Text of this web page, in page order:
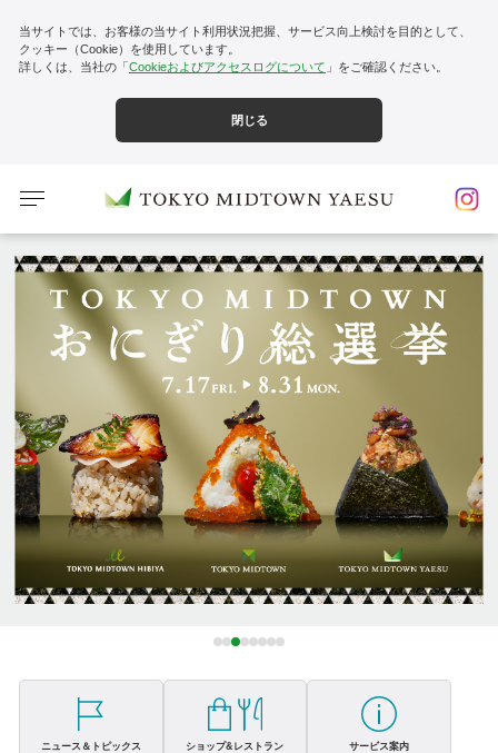
当サイトでは、お客様の当サイト利用状況把握、サービス向上検討を目的として、
クッキー（Cookie）を使用しています。
詳しくは、当社の「Cookieおよびアクセスログについて 」をご確認ください。
閉じる
ニュース＆トピックス ショップ&レストラン サービス案内